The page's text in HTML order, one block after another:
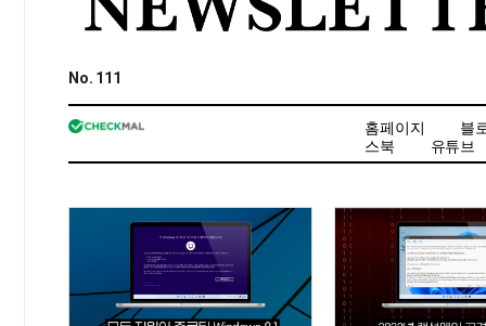
No. 111
홈페이지
블
스북
유튜브